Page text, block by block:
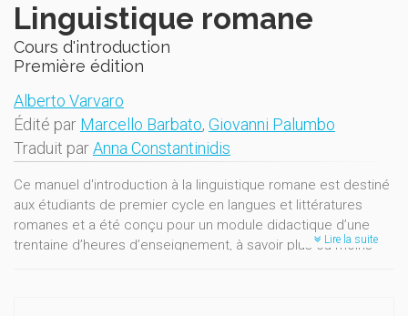
Linguistique romane
Cours d'introduction
Première édition
Alberto Varvaro
Édité par Marcello Barbato, Giovanni Palumbo
Traduit parAnna Constantinidis
Ce manuel d'introduction à la linguistique romane est destiné
aux étudiants de premier cycle en langues et littératures
romanes et a été conçu pour un module didactique d’une
trentaine d’heures d’enseignement, à savoir plus ou moins
Lire la suite